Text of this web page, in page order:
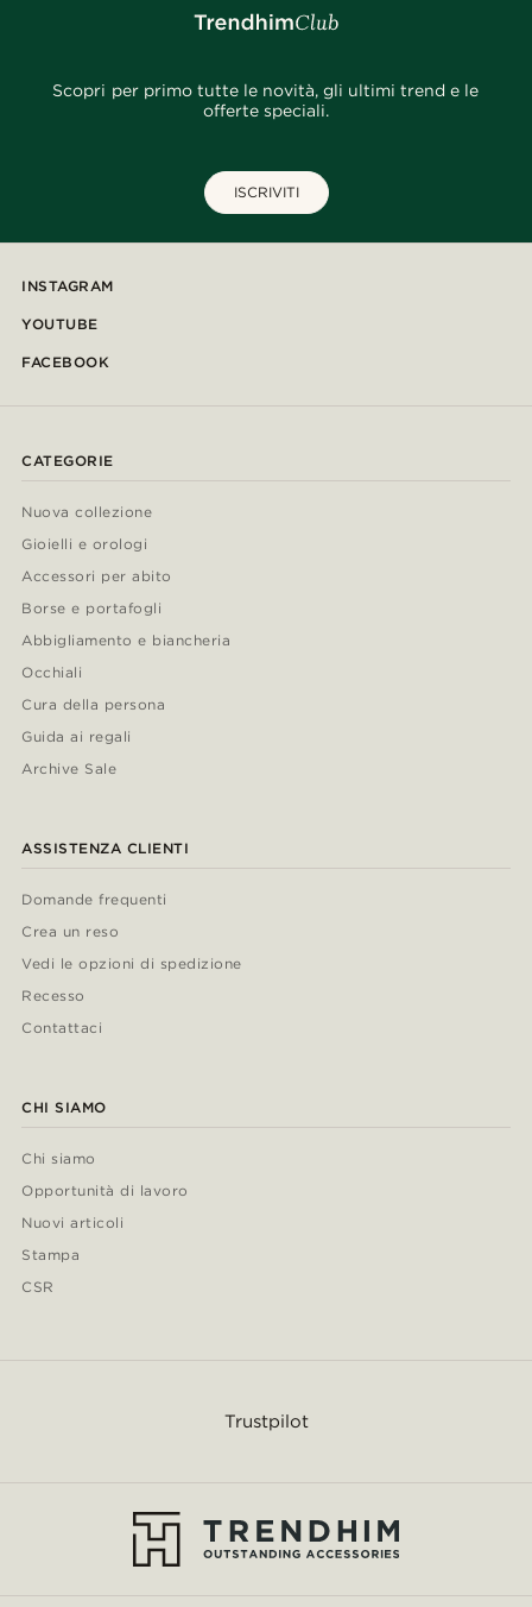
Scopri per primo tutte le novità, gli ultimi trend e le
offerte speciali.
ISCRIVITI
INSTAGRAM
YOUTUBE
FACEBOOK
CATEGORIE
Nuova collezione
Gioielli e orologi
Accessori per abito
Borse e portafogli
Abbigliamento e biancheria
Occhiali
Cura della persona
Guida ai regali
Archive Sale
ASSISTENZA CLIENTI
Domande frequenti
Crea un reso
Vedi le opzioni di spedizione
Recesso
Contattaci
CHI SIAMO
Chi siamo
Opportunità di lavoro
Nuovi articoli
Stampa
CSR
Trustpilot